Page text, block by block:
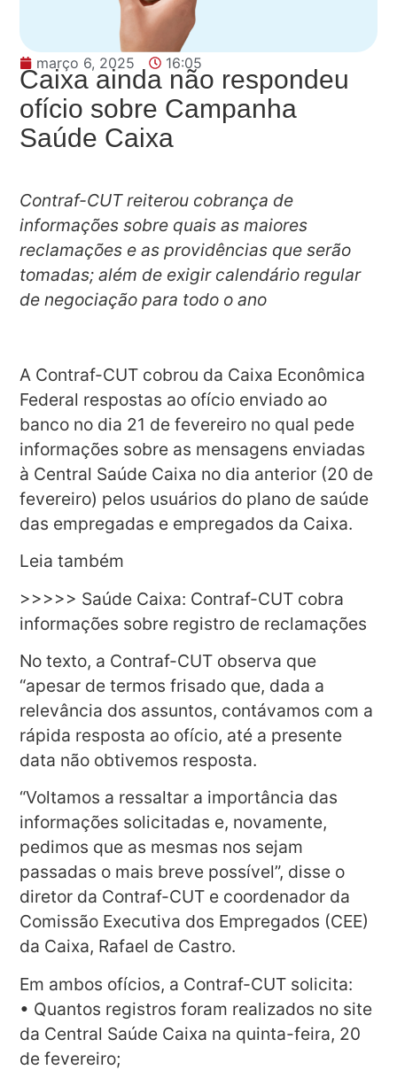
março 6, 2025 16:05
Caixa ainda não respondeu
ofício sobre Campanha
Saúde Caixa
Contraf-CUT reiterou cobrança de
informações sobre quais as maiores
reclamações e as providências que serão
tomadas; além de exigir calendário regular
de negociação para todo o ano
A Contraf-CUT cobrou da Caixa Econômica
Federal respostas ao ofício enviado ao
banco no dia 21 de fevereiro no qual pede
informações sobre as mensagens enviadas
à Central Saúde Caixa no dia anterior (20 de
fevereiro) pelos usuários do plano de saúde
das empregadas e empregados da Caixa.
Leia também
>>>>> Saúde Caixa: Contraf-CUT cobra
informações sobre registro de reclamações
No texto, a Contraf-CUT observa que
“apesar de termos frisado que, dada a
relevância dos assuntos, contávamos com a
rápida resposta ao ofício, até a presente
data não obtivemos resposta.
“Voltamos a ressaltar a importância das
informações solicitadas e, novamente,
pedimos que as mesmas nos sejam
passadas o mais breve possível”, disse o
diretor da Contraf-CUT e coordenador da
Comissão Executiva dos Empregados (CEE)
da Caixa, Rafael de Castro.
Em ambos ofícios, a Contraf-CUT solicita:
• Quantos registros foram realizados no site
da Central Saúde Caixa na quinta-feira, 20
de fevereiro;